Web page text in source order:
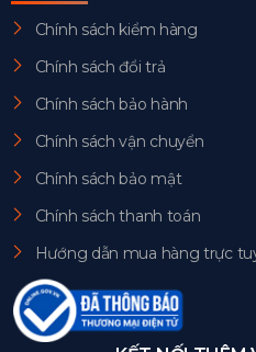
Chính sách kiểm hàng
Chính sách đổi trả
Chính sách bảo hành
Chính sách vận chuyển
Chính sách bảo mật
Chính sách thanh toán
Hướng dẫn mua hàng trực